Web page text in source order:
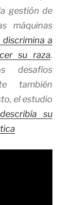
gestión de
máquinas
a
su raza.
desafíos
también
el estudio
su